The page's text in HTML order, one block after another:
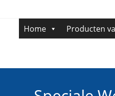
Home Producten